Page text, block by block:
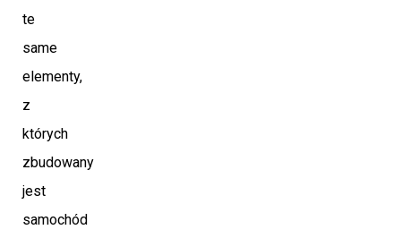
te
same
elementy,
z
których
zbudowany
jest
samochód